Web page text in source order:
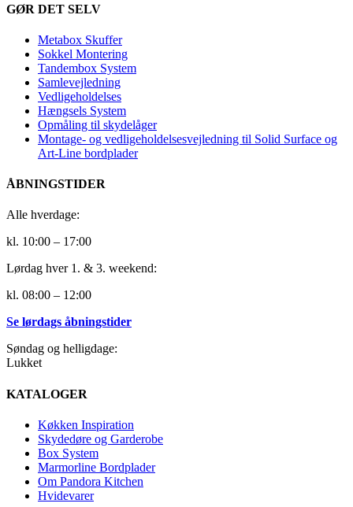
GØR DET SELV
Metabox Skuffer
Sokkel Montering
Tandembox System
Samlevejledning
Vedligeholdelses
Hængsels System
Opmåling til skydelåger
Montage- og vedligeholdelsesvejledning til Solid Surface og
Art-Line bordplader
ÅBNINGSTIDER
Alle hverdage:
kl. 10:00 – 17:00
Lørdag hver 1. & 3. weekend:
kl. 08:00 – 12:00
Se lørdags åbningstider
Søndag og helligdage:
Lukket
KATALOGER
Køkken Inspiration
Skydedøre og Garderobe
Box System
Marmorline Bordplader
Om Pandora Kitchen
Hvidevarer